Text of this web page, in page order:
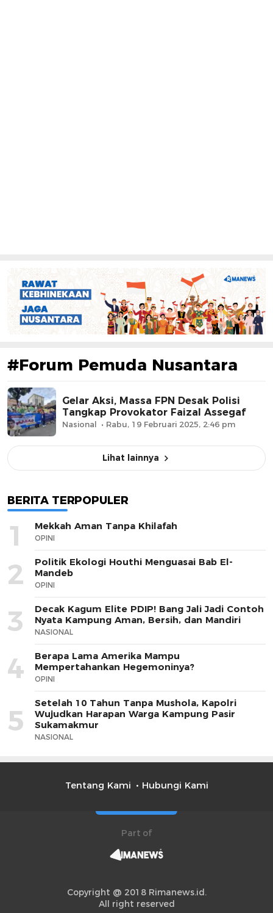
#Forum Pemuda Nusantara
Gelar Aksi, Massa FPN Desak Polisi
Tangkap Provokator Faizal Assegaf
Nasional Rabu, 19 Februari 2025, 2:46 pm
Lihat lainnya
BERITA TERPOPULER
1 Mekkah Aman Tanpa Khilafah
OPINI
2
Politik Ekologi Houthi Menguasai Bab El-
Mandeb
OPINI
3
Decak Kagum Elite PDIP! Bang Jali Jadi Contoh
Nyata Kampung Aman, Bersih, dan Mandiri
NASIONAL
4
Berapa Lama Amerika Mampu
Mempertahankan Hegemoninya?
OPINI
5
Setelah 10 Tahun Tanpa Mushola, Kapolri
Wujudkan Harapan Warga Kampung Pasir
Sukamakmur
NASIONAL
Tentang Kami Hubungi Kami
Part of
Copyright @ 2018 Rimanews.id.
All right reserved